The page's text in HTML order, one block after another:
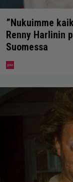
”Nukuimme
Renny Harlinin
Suomessa